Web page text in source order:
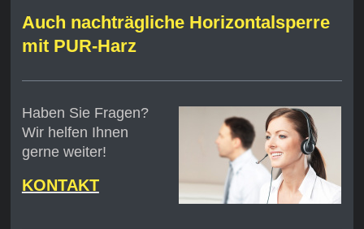
Auch nachträgliche Horizontalsperre
mit PUR-Harz
Haben Sie Fragen?
Wir helfen Ihnen
gerne weiter!
KONTAKT